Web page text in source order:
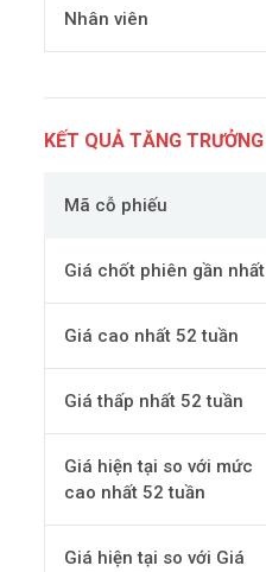
Nhân viên
KẾT QUẢ TĂNG TRƯỞNG
Mã cỗ phiếu
Giá chốt phiên gần nhất
Giá cao nhất 52 tuần
Giá thấp nhất 52 tuần
Giá hiện tại so với mức
cao nhất 52 tuần
Giá hiện tại so với Giá